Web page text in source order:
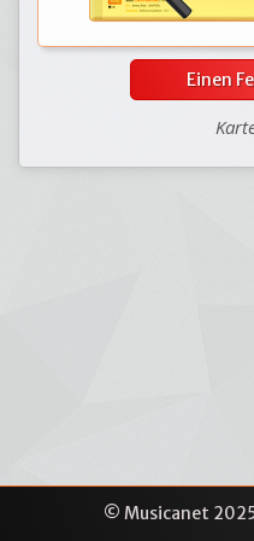
Einen
© Musicanet